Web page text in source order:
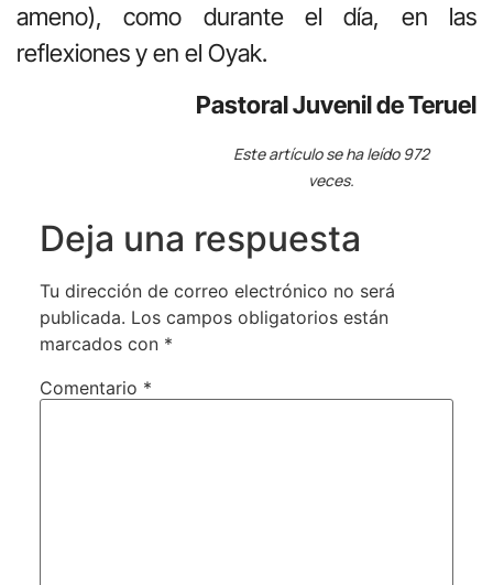
ameno), como durante el día, en las
reflexiones y en el Oyak.
Pastoral Juvenil de Teruel
Este artículo se ha leído 972
veces.
Deja una respuesta
Tu dirección de correo electrónico no será
publicada. Los campos obligatorios están
marcados con *
Comentario *